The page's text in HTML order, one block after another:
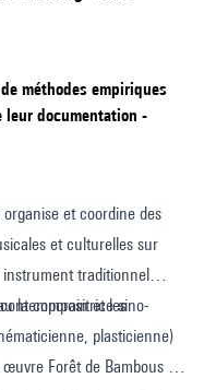
méthodes empiriques
leur documentation -
et coordine des
et culturelles sur
traditionnel
et les
la compositrice sino-
plasticienne)
Forêt de Bambous -